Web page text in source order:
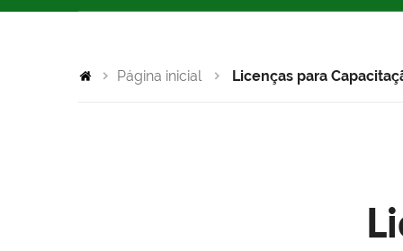
Página inicial Licenças para